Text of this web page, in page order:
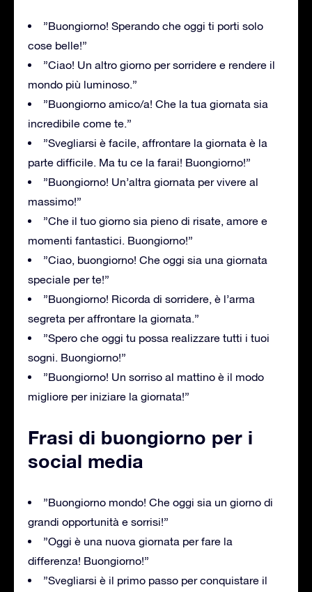
”Buongiorno! Sperando che oggi ti porti solo
cose belle!”
”Ciao! Un altro giorno per sorridere e rendere il
mondo più luminoso.”
”Buongiorno amico/a! Che la tua giornata sia
incredibile come te.”
”Svegliarsi è facile, affrontare la giornata è la
parte difficile. Ma tu ce la farai! Buongiorno!”
”Buongiorno! Un’altra giornata per vivere al
massimo!”
”Che il tuo giorno sia pieno di risate, amore e
momenti fantastici. Buongiorno!”
”Ciao, buongiorno! Che oggi sia una giornata
speciale per te!”
”Buongiorno! Ricorda di sorridere, è l’arma
segreta per affrontare la giornata.”
”Spero che oggi tu possa realizzare tutti i tuoi
sogni. Buongiorno!”
”Buongiorno! Un sorriso al mattino è il modo
migliore per iniziare la giornata!”
Frasi di buongiorno per i
social media
”Buongiorno mondo! Che oggi sia un giorno di
grandi opportunità e sorrisi!”
”Oggi è una nuova giornata per fare la
differenza! Buongiorno!”
”Svegliarsi è il primo passo per conquistare il